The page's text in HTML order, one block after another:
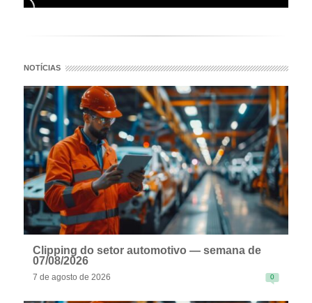
NOTÍCIAS
Clipping do setor automotivo — semana de
07/08/2026
7 de agosto de 2026 0